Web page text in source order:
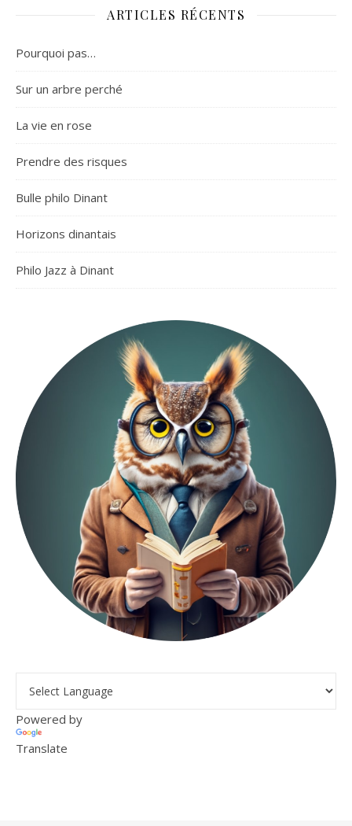
ARTICLES RÉCENTS
Pourquoi pas…
Sur un arbre perché
La vie en rose
Prendre des risques
Bulle philo Dinant
Horizons dinantais
Philo Jazz à Dinant
Powered by
Translate